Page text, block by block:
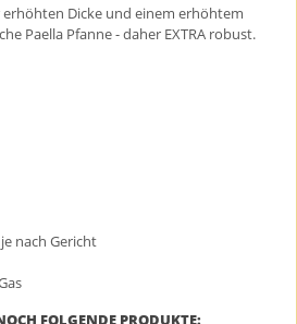
erhöhten Dicke und einem erhöhtem
Paella Pfanne - daher EXTRA robust.
nach Gericht
FOLGENDE PRODUKTE: